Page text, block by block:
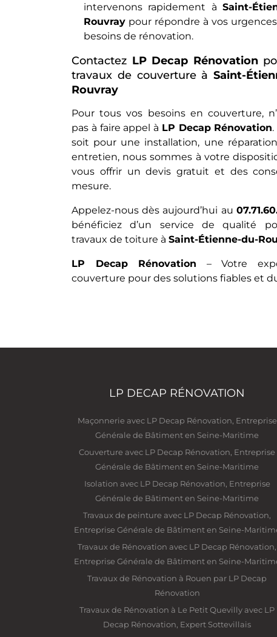
intervenons rapidement à Saint-
Rouvray pour répondre à vos
besoins de rénovation.
Contactez LP Decap Rénovation
travaux de couverture à Saint-
Rouvray
Pour tous vos besoins en couverture,
pas à faire appel à LP Decap Rénovation
soit pour une installation, une
entretien, nous sommes à votre
vous offrir un devis gratuit et des
mesure.
Appelez-nous dès aujourd’hui au
bénéficiez d’un service de qualité
travaux de toiture à Saint-Étienne-du-
LP Decap Rénovation – Votre
couverture pour des solutions fiables et
LP DECAP RÉNOVATION
Maçonnerie avec LP Decap Rénovation, Entreprise
Générale de Bâtiment en Seine-Maritime
Couverture avec LP Decap Rénovation, Entreprise
Générale de Bâtiment en Seine-Maritime
Isolation avec LP Decap Rénovation, Entreprise
Générale de Bâtiment en Seine-Maritime
Travaux de peinture avec LP Decap Rénovation,
Entreprise Générale de Bâtiment en Seine-
Travaux de Rénovation avec LP Decap Rénovation,
Entreprise Générale de Bâtiment en Seine-
Travaux de Rénovation à Rouen par LP Decap
Rénovation
Travaux de Rénovation à Le Petit Quevilly avec LP
Decap Rénovation, Expert Sottevillais